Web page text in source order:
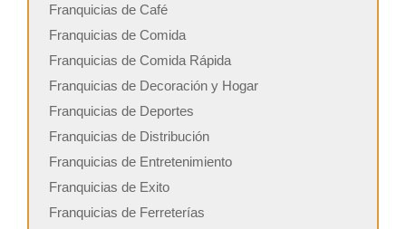
Franquicias de Café
Franquicias de Comida
Franquicias de Comida Rápida
Franquicias de Decoración y Hogar
Franquicias de Deportes
Franquicias de Distribución
Franquicias de Entretenimiento
Franquicias de Exito
Franquicias de Ferreterías